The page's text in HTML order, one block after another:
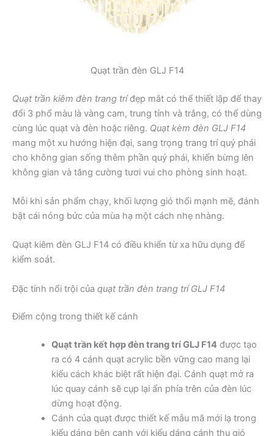
Quạt trần đèn GLJ F14
Quạt trần kiêm đèn trang tríđẹp mắt có thể thiết lập để thay
đổi 3 phổ màu là vàng cam, trung tính và trắng, có thể dùng
cùng lúc quạt và đèn hoặc riêng. Quạt kèm đèn GLJ F14
mang một xu hướng hiện đại, sang trọng trang trí quý phái
cho không gian sống thêm phần quý phái, khiến bừng lên
không gian và tăng cường tươi vui cho phòng sinh hoạt.
Mỗi khi sản phẩm chạy, khối lượng gió thổi mạnh mẽ, đánh
bật cái nóng bức của mùa hạ một cách nhẹ nhàng.
Quạt kiêm đèn GLJ F14 có điều khiển từ xa hữu dụng để
kiểm soát.
Đặc tính nổi trội của quạt trần đèn trang trí GLJ F14
Điểm cộng trong thiết kế cánh
Quạt trần kết hợp đèn trang trí GLJ F14được tạo
ra có 4 cánh quạt acrylic bền vững cao mang lại
kiểu cách khác biệt rất hiện đại. Cánh quạt mở ra
lúc quay cánh sẽ cụp lại ẩn phía trên của đèn lúc
dừng hoạt động.
Cánh của quạt được thiết kế mẫu mã mới lạ trong
kiểu dáng bên cạnh với kiểu dáng cánh thu gió